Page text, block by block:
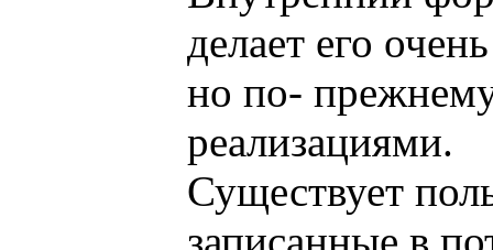
делает его
но по-
реализациями.
Существует